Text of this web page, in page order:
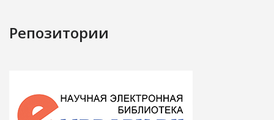
Репозитории